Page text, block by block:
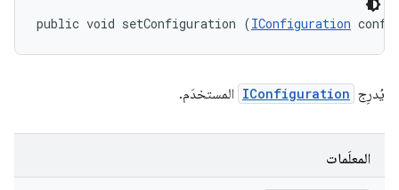
public void setConfiguration (IConfiguration
يُدرِج IConfiguration المستخدَم.
المعلَمات